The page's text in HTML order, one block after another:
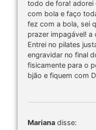
todo de fora! adorei
com bola e faço
fez com a bola, sei
prazer impagável! a
Entrei no pilates
engravidar no final
fisicamente para o
bjão e fiquem com
Mariana disse: